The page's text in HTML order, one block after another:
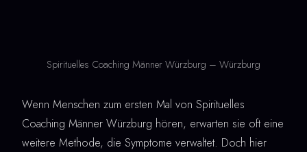
Spirituelles Coaching Männer Würzburg – Würzburg
Wenn Menschen zum ersten Mal von Spirituelles
Coaching Männer Würzburg hören, erwarten sie oft eine
weitere Methode, die Symptome verwaltet. Doch hier